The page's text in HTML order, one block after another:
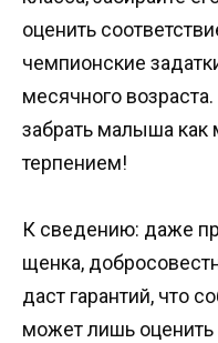
оценить
чемпионские
месячного
забрать малыша как
терпением!
К сведению: даже
щенка,
даст гарантий, что
может лишь оценить